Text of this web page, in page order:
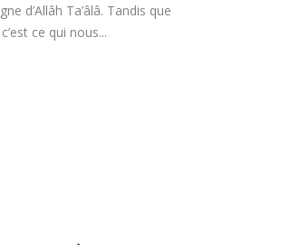
d’Allâh Ta’âlâ. Tandis que
ce qui nous...